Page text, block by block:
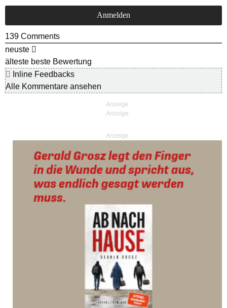
139 Comments
neuste
älteste beste Bewertung
Inline Feedbacks
Alle Kommentare ansehen
Anzeige